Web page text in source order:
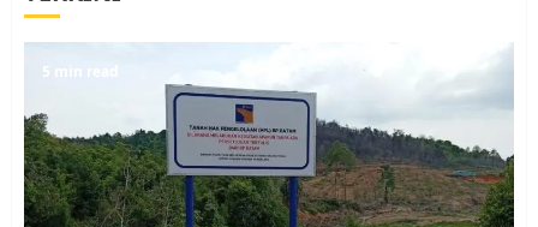
5
Pemko Batam Tegaskan RT dan
RW bukan Petugas Pendataan
dan Pemungutan Pajak
5 min read